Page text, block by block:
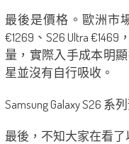
最後是價格。歐洲市
€1269、S26 Ultra
量，實際入手成本明
星並沒有自行吸收。
Samsung Galaxy S26 系
最後，不知大家在看